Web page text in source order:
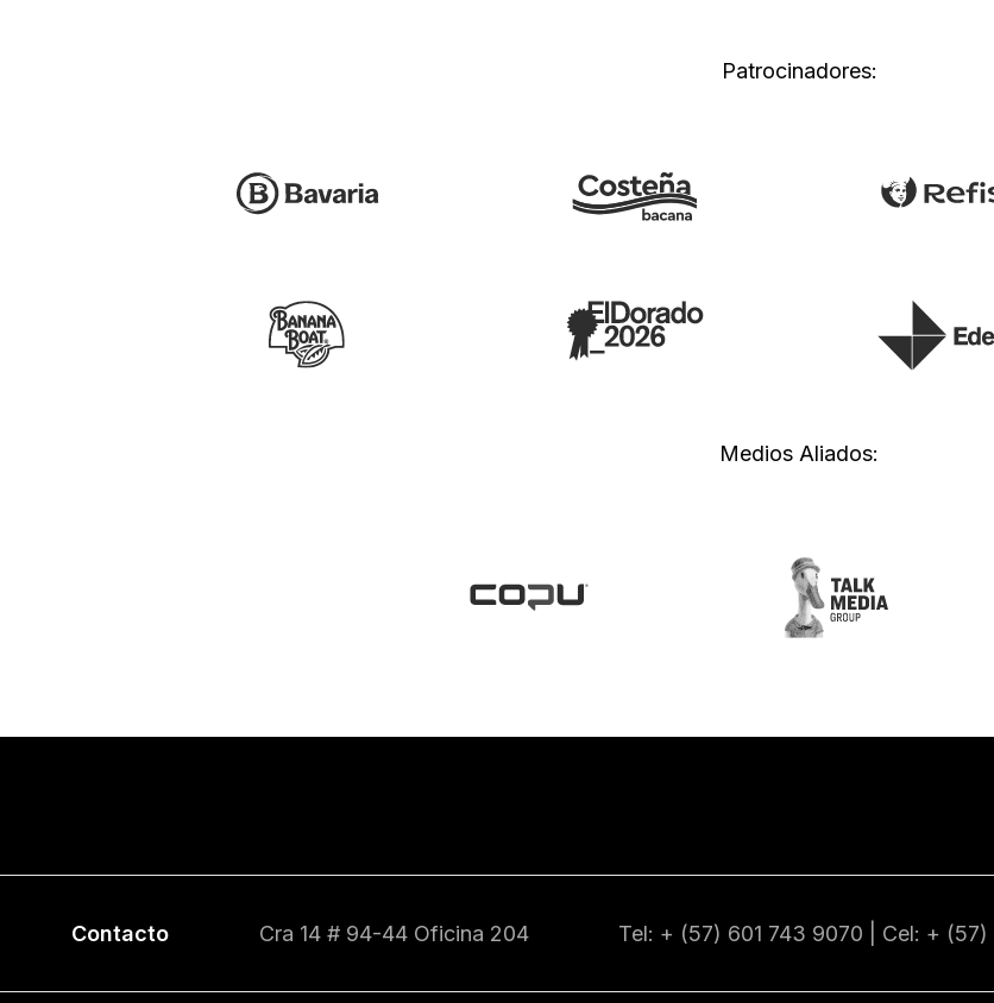
Patrocinadores:
Medios Aliados:
Contacto Cra 14 # 94-44 Oficina 204 Tel: + (57) 601 743 9070 | Cel: + (57)